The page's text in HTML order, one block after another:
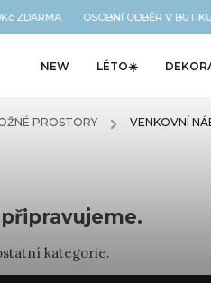
ZDARMA OSOBNÍ ODBĚR V
NEW LÉTO☀️
PROSTORY / VENKOVNÍ
kategorie.